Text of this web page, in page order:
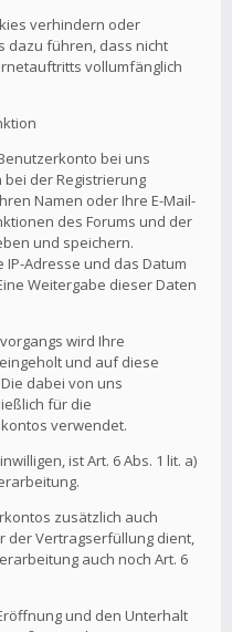
verhindern oder
dazu führen, dass nicht
vollumfänglich
bei uns
der Registrierung
Namen oder Ihre E-Mail-
des Forums und der
und speichern.
Adresse und das Datum
Weitergabe dieser Daten
wird Ihre
und auf diese
dabei von uns
für die
verwendet.
ist Art. 6 Abs. 1 lit. a)
zusätzlich auch
der Vertragserfüllung dient,
auch noch Art. 6
und den Unterhalt